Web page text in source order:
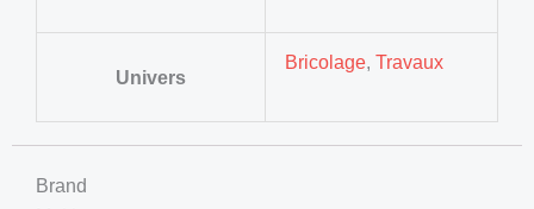
Univers
Bricolage,Travaux
Brand